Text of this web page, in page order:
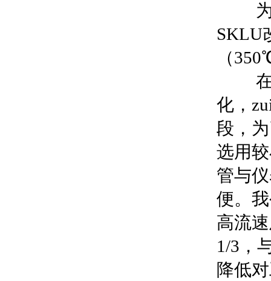
为提
SKLU
（
在实
化，
段，
选用
管与
便。
高流
1/3，
降低